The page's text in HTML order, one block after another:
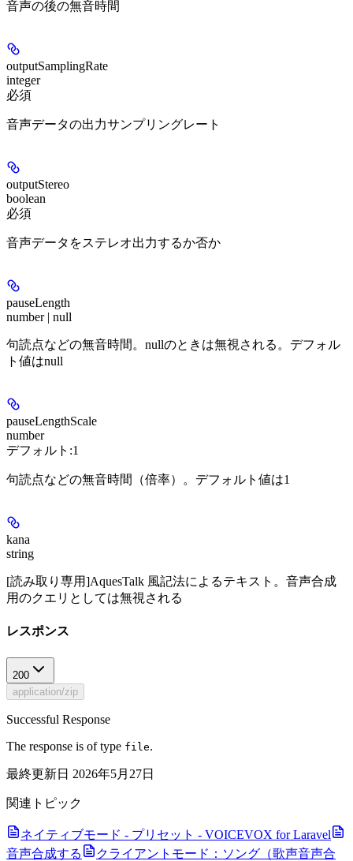
音声の後の無音時間
outputSamplingRate
integer
必須
音声データの出力サンプリングレート
outputStereo
boolean
必須
音声データをステレオ出力するか否か
pauseLength
number | null
句読点などの無音時間。nullのときは無視される。デフォル
ト値はnull
pauseLengthScale
number
デフォルト:1
句読点などの無音時間（倍率）。デフォルト値は1
kana
string
[読み取り専用]AquesTalk 風記法によるテキスト。音声合成
用のクエリとしては無視される
レスポンス
200
application/zip
Successful Response
The response is of type file.
最終更新日 2026年5月27日
関連トピック
ネイティブモード - プリセット - VOICEVOX for Laravel
音声合成する
クライアントモード：ソング（歌声音声合